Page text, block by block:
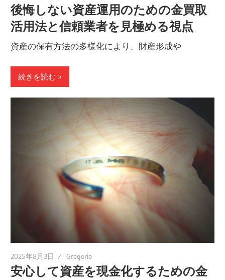
後悔しない資産運用のための金買取
活用法と信頼業者を見極める視点
資産の保有方法の多様化により、財産形成や
続きを読む
2025年8月3日 Gregorio
安心して資産を現金化するための金